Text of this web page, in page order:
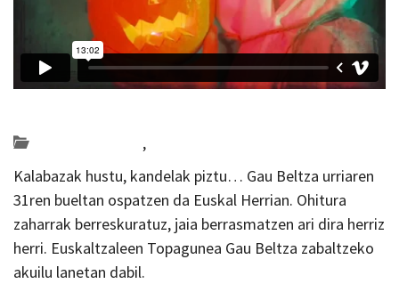
,
Kalabazak hustu, kandelak piztu… Gau Beltza urriaren
31ren bueltan ospatzen da Euskal Herrian. Ohitura
zaharrak berreskuratuz, jaia berrasmatzen ari dira herriz
herri. Euskaltzaleen Topagunea Gau Beltza zabaltzeko
akuilu lanetan dabil.